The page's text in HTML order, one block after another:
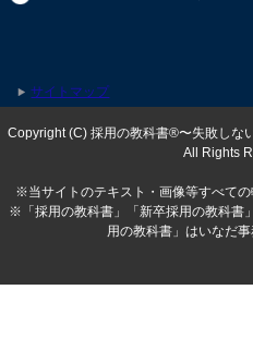
サイトマップ
Copyright (C) 採用の教科書®〜失敗しな
All Rights
※当サイトのテキスト・画像等すべての
※「採用の教科書」「新卒採用の教科書
用の教科書」はいなだ事